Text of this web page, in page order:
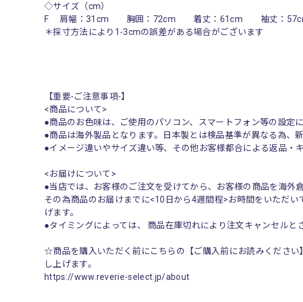
◇サイズ（cm）
F 肩幅：31cm 胸囲：72cm 着丈：61cm 袖丈：
＊採寸方法により1-3cmの誤差がある場合がございます
【重要-ご注意事項-】
<商品について>
●商品のお色味は、ご使用のパソコン、スマートフォン等の設定
●商品は海外製品となります。日本製とは検品基準が異なる為、
●イメージ違いやサイズ違い等、その他お客様都合による返品・
<お届けについて>
●当店では、お客様のご注文を受けてから、お客様の商品を海外
その為商品のお届けまでに<10日から4週間程>お時間をいただ
げます。
●タイミングによっては、 商品在庫切れにより注文キャンセル
☆商品を購入いただく前にこちらの【ご購入前にお読みくださ
し上げます。
https://www.reverie-select.jp/about